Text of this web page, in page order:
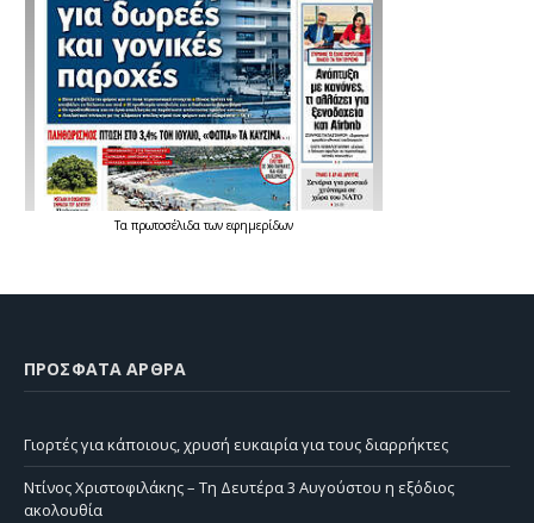
Τα πρωτοσέλιδατων εφημερίδων
ΠΡΌΣΦΑΤΑ ΆΡΘΡΑ
Γιορτές για κάποιους, χρυσή ευκαιρία για τους διαρρήκτες
Ντίνος Χριστοφιλάκης – Τη Δευτέρα 3 Αυγούστου η εξόδιος
ακολουθία